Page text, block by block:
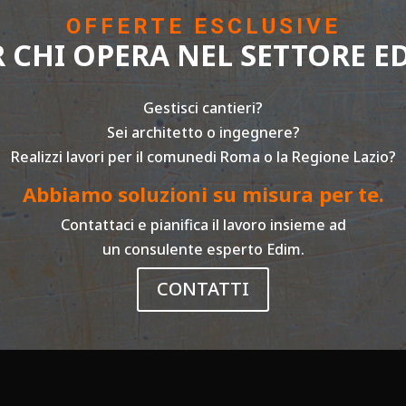
OFFERTE ESCLUSIVE
CHI OPERA NEL SETTORE
Gestisci cantieri?
Sei architetto o ingegnere?
Realizzi lavori per il comunedi Roma o la Regione Lazio?
Abbiamo soluzioni su misura per te.
Contattaci e pianifica il lavoro insieme ad
un consulente esperto Edim.
CONTATTI